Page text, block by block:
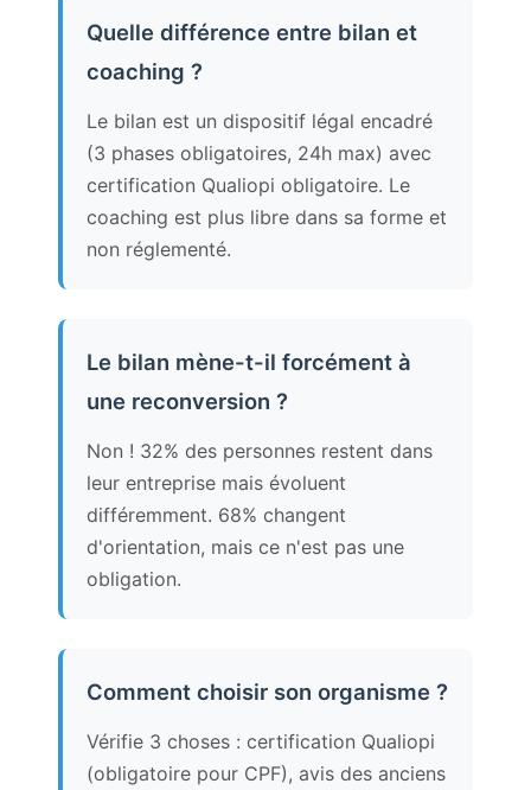
Quelle différence entre bilan et
coaching ?
Le bilan est un dispositif légal encadré
(3 phases obligatoires, 24h max) avec
certification Qualiopi obligatoire. Le
coaching est plus libre dans sa forme et
non réglementé.
Le bilan mène-t-il forcément à
une reconversion ?
Non ! 32% des personnes restent dans
leur entreprise mais évoluent
différemment. 68% changent
d'orientation, mais ce n'est pas une
obligation.
Comment choisir son organisme ?
Vérifie 3 choses : certification Qualiopi
(obligatoire pour CPF), avis des anciens